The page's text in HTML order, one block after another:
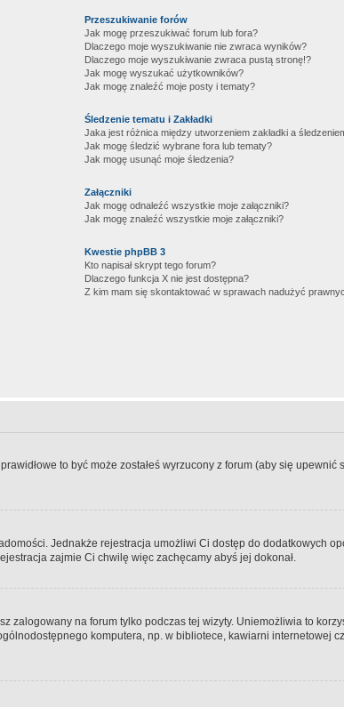
Przeszukiwanie forów
Jak mogę przeszukiwać forum lub fora?
Dlaczego moje wyszukiwanie nie zwraca wyników?
Dlaczego moje wyszukiwanie zwraca pustą stronę!?
Jak mogę wyszukać użytkowników?
Jak mogę znaleźć moje posty i tematy?
Śledzenie tematu i Zakładki
Jaka jest różnica między utworzeniem zakładki a
Jak mogę śledzić wybrane fora lub tematy?
Jak mogę usunąć moje śledzenia?
Załączniki
Jak mogę odnaleźć wszystkie moje załączniki?
Jak mogę znaleźć wszystkie moje załączniki?
Kwestie phpBB 3
Kto napisał skrypt tego forum?
Dlaczego funkcja X nie jest dostępna?
Z kim mam się skontaktować w sprawach nadużyć
to być może zostałeś wyrzucony z forum (aby się
Jednakże rejestracja umożliwi Ci dostęp do dodatkowych
zajmie Ci chwilę więc zachęcamy abyś jej dokonał.
zalogowany na forum tylko podczas tej wizyty. Uniemożliwia to
komputera, np. w bibliotece, kawiarni internetowej